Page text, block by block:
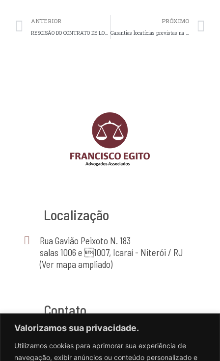
Valorizamos sua privacidade.
Utilizamos cookies para aprimorar sua experiência de
navegação, exibir anúncios ou conteúdo personalizado e
Prev
ANTERIOR PRÓXIMO
Localização
Rua Gavião Peixoto N. 183
salas 1006 e 1007, Icaraí - Niterói / RJ
(Ver mapa ampliado)
Contato
(21) 2714-4464
(21) 98556-2741